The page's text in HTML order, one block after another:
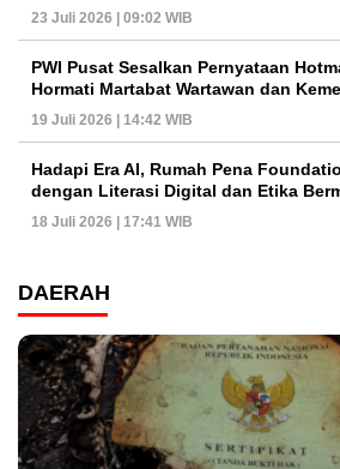
23 Juli 2026 | 09:02 WIB
PWI Pusat Sesalkan Pernyataan
Hormati Martabat Wartawan dan
19 Juli 2026 | 14:42 WIB
Hadapi Era AI, Rumah Pena
dengan Literasi Digital dan Etika
18 Juli 2026 | 17:41 WIB
DAERAH